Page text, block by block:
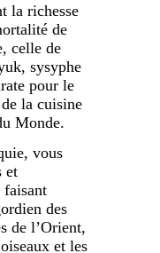
la richesse
de
celle de
sysyphe
pour le
la cuisine
Monde.
vous
et
faisant
des
de l’Orient,
et les